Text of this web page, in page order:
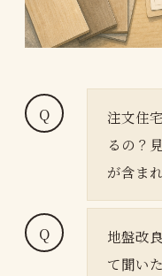
注文住
るの？
が含ま
地盤改
て聞い